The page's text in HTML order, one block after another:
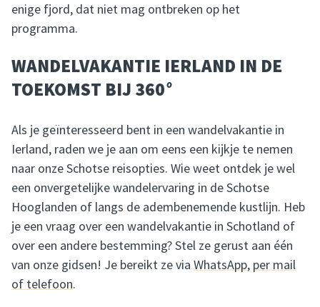
enige fjord, dat niet mag ontbreken op het
programma.
WANDELVAKANTIE IERLAND IN DE
TOEKOMST BIJ 360°
Als je geïnteresseerd bent in een wandelvakantie in
Ierland, raden we je aan om eens een kijkje te nemen
naar onze Schotse reisopties. Wie weet ontdek je wel
een onvergetelijke wandelervaring in de Schotse
Hooglanden of langs de adembenemende kustlijn. Heb
je een vraag over een wandelvakantie in Schotland of
over een andere bestemming? Stel ze gerust aan één
van onze gidsen! Je bereikt ze via WhatsApp, per mail
of telefoon.